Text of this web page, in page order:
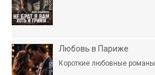
Любовь в Париже
Короткие любовные романы